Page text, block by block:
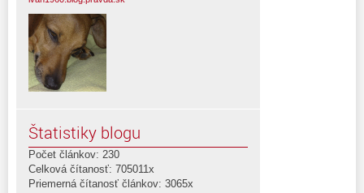
Štatistiky blogu
Počet článkov: 230
Celková čítanosť: 705011x
Priemerná čítanosť článkov: 3065x